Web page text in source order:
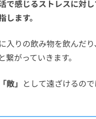
で感じるストレスに対
します。
入りの飲み物を飲んだ
がっていきます。
「敵」 として遠ざけるの